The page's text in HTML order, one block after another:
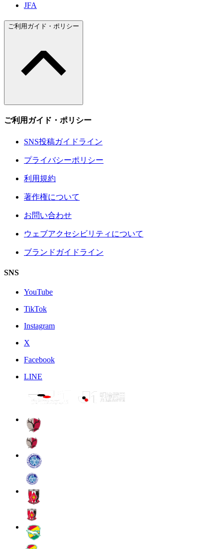
JFA
ご利用ガイド・ポリシー
ご利用ガイド・ポリシー
SNS投稿ガイドライン
プライバシーポリシー
利用規約
著作権について
お問い合わせ
ウェブアクセシビリティについて
ブランドガイドライン
SNS
YouTube
TikTok
Instagram
X
Facebook
LINE